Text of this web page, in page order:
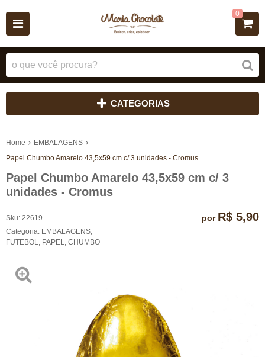
0
CATEGORIAS
Home
EMBALAGENS
Papel Chumbo Amarelo 43,5x59 cm c/ 3 unidades - Cromus
Papel Chumbo Amarelo 43,5x59 cm c/ 3
unidades - Cromus
Sku: 22619
Categoria: EMBALAGENS
FUTEBOL
PAPEL CHUMBO
por R$ 5,90